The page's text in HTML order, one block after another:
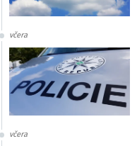
včera
včera